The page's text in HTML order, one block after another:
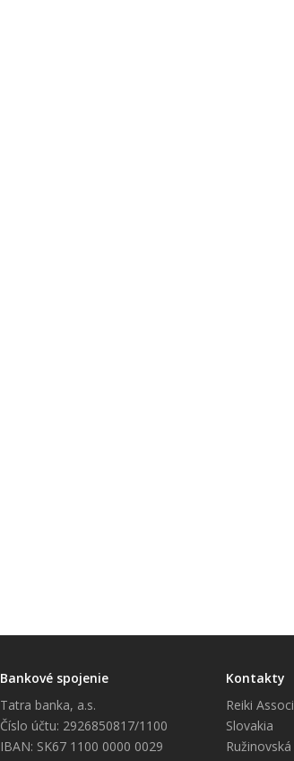
Bankové spojenie
Tatra banka, a.s.
Číslo účtu: 2926850817/1100
IBAN: SK67 1100 0000 0029
Kontakty
Reiki
Slovakia
Ružinovská